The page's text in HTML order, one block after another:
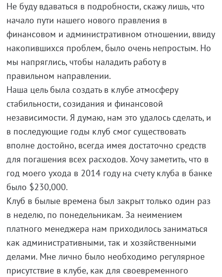
Не буду вдаваться в подробности, скажу лишь, что
начало пути нашего нового правления в
финансовом и административном отношении, ввиду
накопившихся проблем, было очень непростым. Но
мы напряглись, чтобы наладить работу в
правильном направлении.
Наша цель была создать в клубе атмосферу
стабильности, созидания и финансовой
независимости. Я думаю, нам это удалось сделать, и
в последующие годы клуб смог существовать
вполне достойно, всегда имея достаточно средств
для погашения всех расходов. Хочу заметить, что в
год моего ухода в 2014 году на счету клуба в банке
было $230,000.
Клуб в былые времена был закрыт только один раз
в неделю, по понедельникам. За неимением
платного менеджера нам приходилось заниматься
как административными, так и хозяйственными
делами. Мне лично было необходимо регулярное
присутствие в клубе, как для своевременного